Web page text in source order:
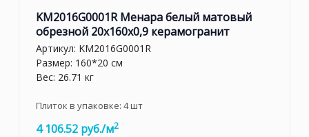
KM2016G0001R Менара белый матовый
обрезной 20x160x0,9 керамогранит
Артикул: KM2016G0001R
Размер: 160*20 см
Вес: 26.71 кг
Плиток в упаковке: 4шт
4 106.52 руб./м2